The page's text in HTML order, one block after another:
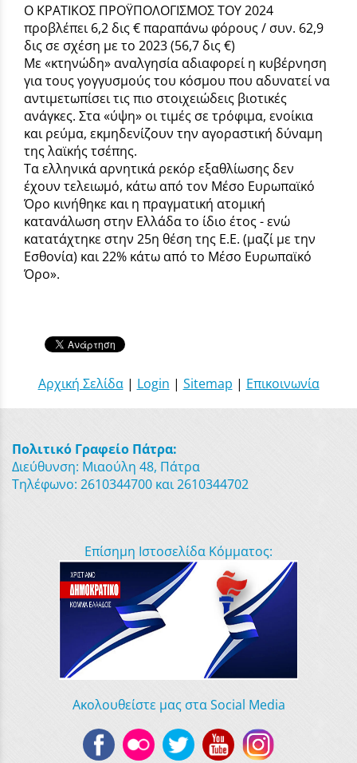
Ο ΚΡΑΤΙΚΟΣ ΠΡΟΫΠΟΛΟΓΙΣΜΟΣ ΤΟΥ 2024
προβλέπει 6,2 δις € παραπάνω φόρους / συν. 62,9
δις σε σχέση με το 2023 (56,7 δις €)
Με «κτηνώδη» αναλγησία αδιαφορεί η κυβέρνηση
για τους γογγυσμούς του κόσμου που αδυνατεί να
αντιμετωπίσει τις πιο στοιχειώδεις βιοτικές
ανάγκες. Στα «ύψη» οι τιμές σε τρόφιμα, ενοίκια
και ρεύμα, εκμηδενίζουν την αγοραστική δύναμη
της λαϊκής τσέπης.
Τα ελληνικά αρνητικά ρεκόρ εξαθλίωσης δεν
έχουν τελειωμό, κάτω από τον Μέσο Ευρωπαϊκό
Όρο κινήθηκε και η πραγματική ατομική
κατανάλωση στην Ελλάδα το ίδιο έτος - ενώ
κατατάχτηκε στην 25η θέση της Ε.Ε. (μαζί με την
Εσθονία) και 22% κάτω από το Μέσο Ευρωπαϊκό
Όρο».
Αρχική Σελίδα| Login | Sitemap | Επικοινωνία
Πολιτικό Γραφείο Πάτρα:
Διεύθυνση: Μιαούλη 48, Πάτρα
Τηλέφωνο: 2610344700 και 2610344702
Επίσημη Ιστοσελίδα Κόμματος:
Ακολουθείστε μας στα Social Media